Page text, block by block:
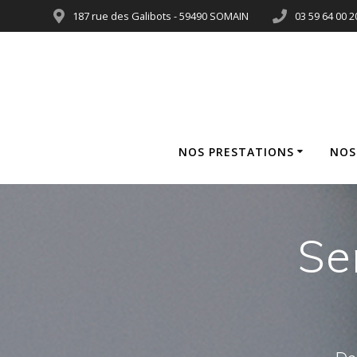
187 rue des Galibots - 59490 SOMAIN 03 59 64 00
NOS PRESTATIONS